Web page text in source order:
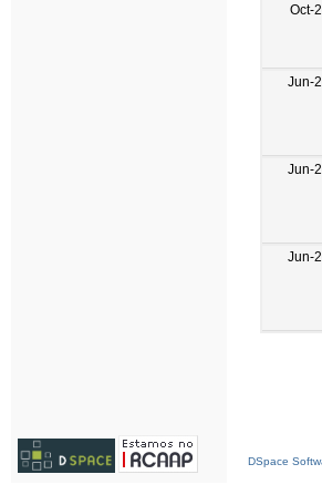
Oct-
Jun-
Jun-
Jun-
DSpace